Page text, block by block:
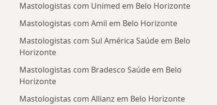
Mastologistas com Unimed em Belo Horizonte
Mastologistas com Amil em Belo Horizonte
Mastologistas com Sul América Saúde em Belo
Horizonte
Mastologistas com Bradesco Saúde em Belo
Horizonte
Mastologistas com Allianz em Belo Horizonte